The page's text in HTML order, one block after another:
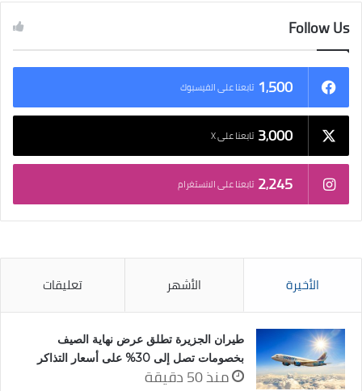
Follow Us
1٬500 تابعنا على الفيسبوك
3٬000 تابعنا على X
2٬245 تابعنا على الانستغرام
الأخيرة الأشهر تعليقات
طيران الجزيرة تطلق عرض نهاية الصيف
بخصومات تصل إلى 30% على أسعار التذاكر
منذ 50 دقيقة